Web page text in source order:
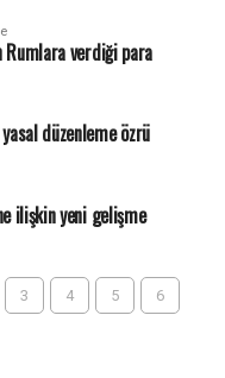
Rumlara verdiği para
düzenleme özrü
ilişkin yeni gelişme
3 4 5 6